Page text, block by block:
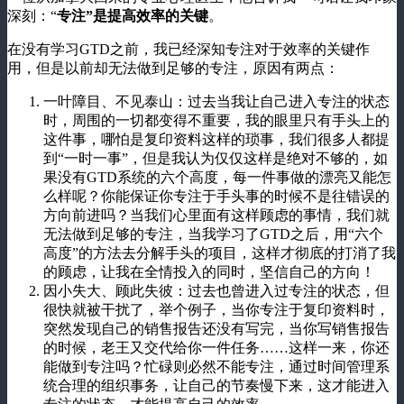
深刻：“专注”是提高效率的关键。
在没有学习GTD之前，我已经深知专注对于效率的关键作
用，但是以前却无法做到足够的专注，原因有两点：
一叶障目、不见泰山：过去当我让自己进入专注的状态
时，周围的一切都变得不重要，我的眼里只有手头上的
这件事，哪怕是复印资料这样的琐事，我们很多人都提
到“一时一事”，但是我认为仅仅这样是绝对不够的，如
果没有GTD系统的六个高度，每一件事做的漂亮又能怎
么样呢？你能保证你专注于手头事的时候不是往错误的
方向前进吗？当我们心里面有这样顾虑的事情，我们就
无法做到足够的专注，当我学习了GTD之后，用“六个
高度”的方法去分解手头的项目，这样才彻底的打消了我
的顾虑，让我在全情投入的同时，坚信自己的方向！
因小失大、顾此失彼：过去也曾进入过专注的状态，但
很快就被干扰了，举个例子，当你专注于复印资料时，
突然发现自己的销售报告还没有写完，当你写销售报告
的时候，老王又交代给你一件任务……这样一来，你还
能做到专注吗？忙碌则必然不能专注，通过时间管理系
统合理的组织事务，让自己的节奏慢下来，这才能进入